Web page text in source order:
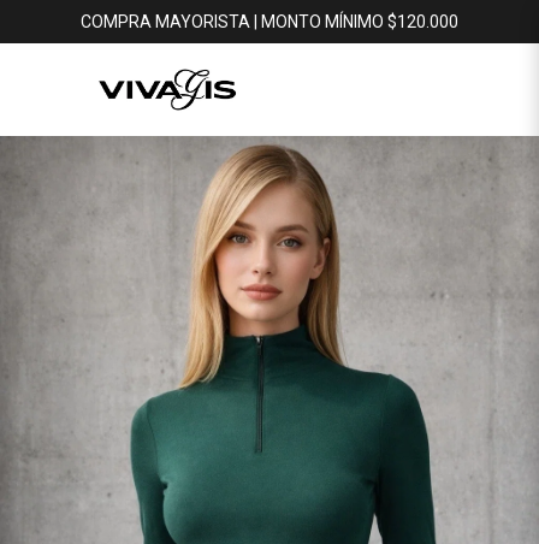
COMPRA MAYORISTA | MONTO MÍNIMO $120.000